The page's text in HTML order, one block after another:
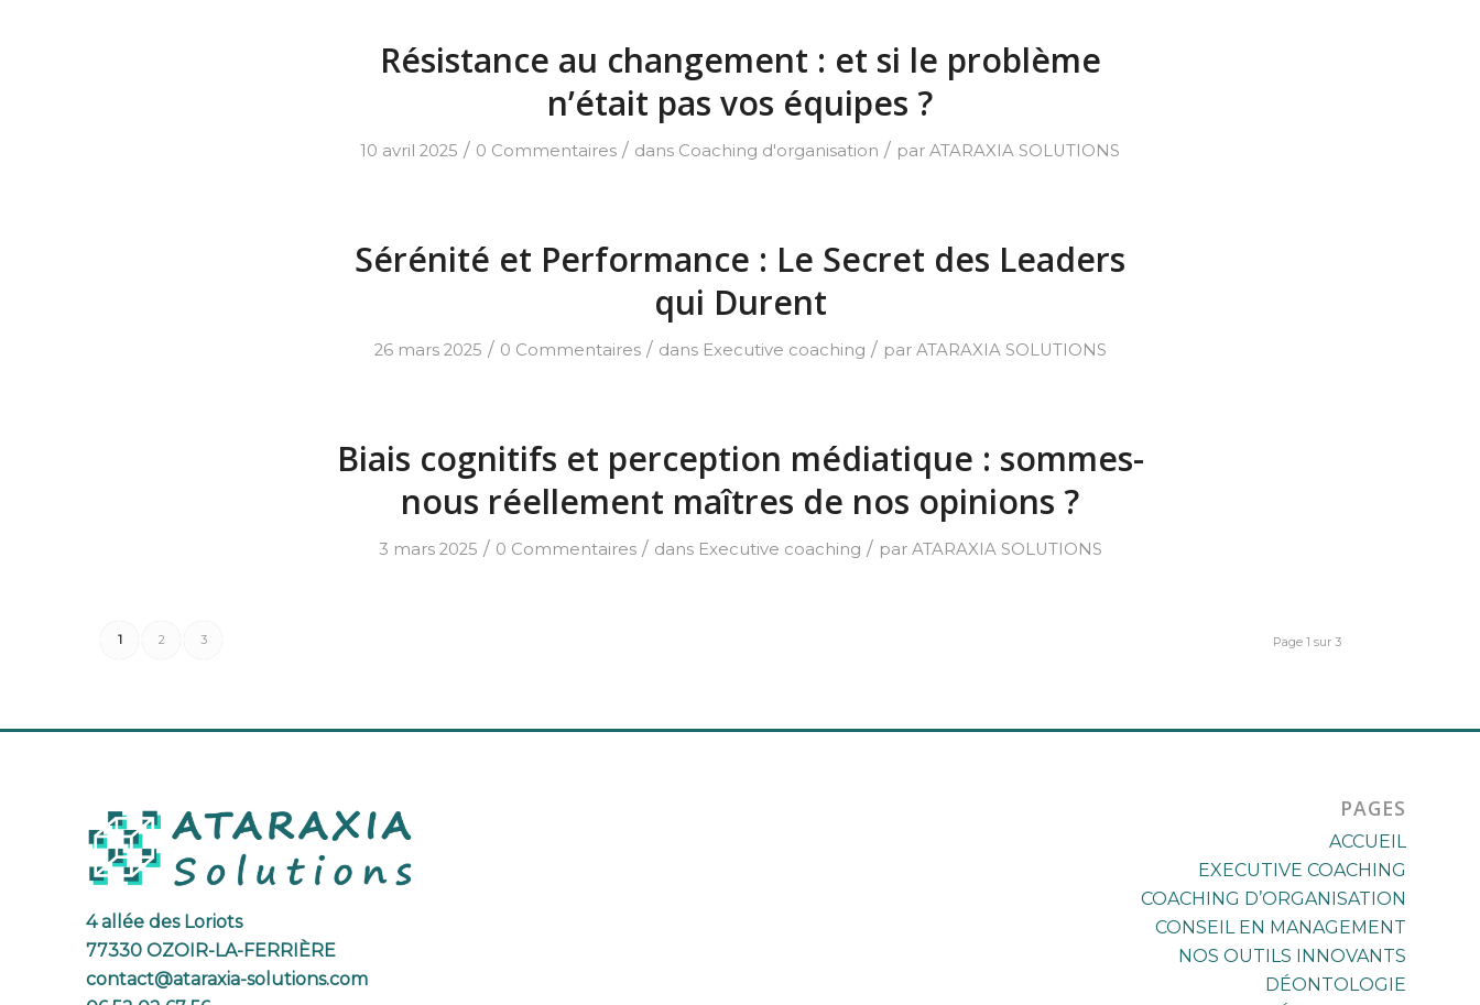
Résistance au changement : et si le problème
n’était pas vos équipes ?
10 avril 2025 / 0 Commentaires / dans Coaching d'organisation / par ATARAXIA SOLUTIONS
Sérénité et Performance : Le Secret des Leaders
qui Durent
26 mars 2025 / 0 Commentaires / dans Executive coaching / par ATARAXIA SOLUTIONS
Biais cognitifs et perception médiatique : sommes-
nous réellement maîtres de nos opinions ?
3 mars 2025 / 0 Commentaires / dans Executive coaching / par ATARAXIA SOLUTIONS
Page 1 sur 3
1 2 3
4 allée des Loriots
77330 OZOIR-LA-FERRIÈRE
contact@ataraxia-solutions.com
PAGES
ACCUEIL
EXECUTIVE COACHING
COACHING D’ORGANISATION
CONSEIL EN MANAGEMENT
NOS OUTILS INNOVANTS
DÉONTOLOGIE